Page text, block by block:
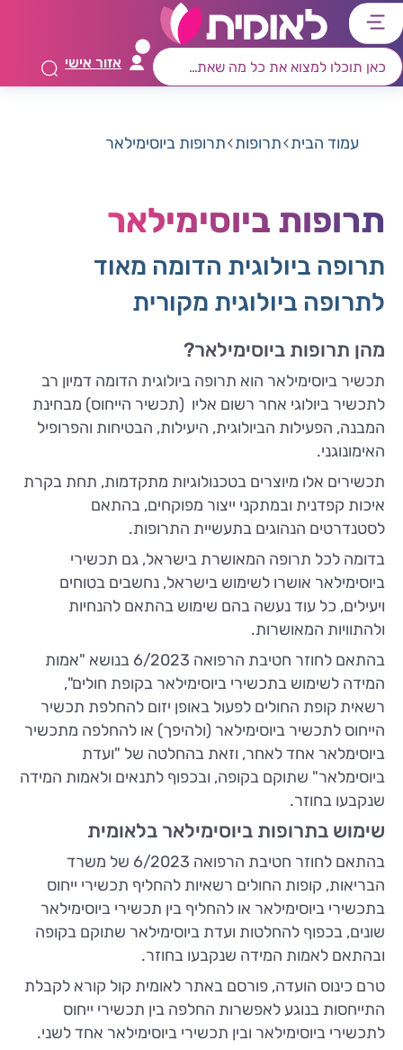
דלג
לתפריט
ראשי
דלג
לרכיב
חיפוש
דלג
לתוכן
מרכזי
דלג
לאזור
קישורים
אזור אישי
עמוד הבית תרופות ​תרופות ביוסימילאר
​תרופות ביוסימילאר
תרופה ביולוגית הדומה מאוד
לתרופה ביולוגית מקורית
מהן תרופות ביוסימילאר?
תכשיר ביוסימילאר הוא תרופה ביולוגית הדומה דמיון רב
לתכשיר ביולוגי אחר רשום אליו (תכשיר הייחוס) מבחינת
המבנה, הפעילות הביולוגית, היעילות, הבטיחות והפרופיל
האימונוגני.
תכשירים אלו מיוצרים בטכנולוגיות מתקדמות, תחת בקרת
איכות קפדנית ובמתקני ייצור מפוקחים, בהתאם
לסטנדרטים הנהוגים בתעשיית התרופות.
בדומה לכל תרופה המאושרת בישראל, גם תכשירי
ביוסימילאר אושרו לשימוש בישראל, נחשבים בטוחים
ויעילים, כל עוד נעשה בהם שימוש בהתאם להנחיות
ולהתוויות המאושרות.
בהתאם לחוזר חטיבת הרפואה 6/2023 בנושא "אמות
המידה לשימוש בתכשירי ביוסימילאר בקופת חולים",
רשאית קופת החולים לפעול באופן יזום להחלפת תכשיר
הייחוס לתכשיר ביוסימילאר (ולהיפך) או להחלפה מתכשיר
ביוסימלאר אחד לאחר, וזאת בהחלטה של "ועדת
ביוסימלאר" שתוקם בקופה, ובכפוף לתנאים ולאמות המידה
שנקבעו בחוזר.
שימוש בתרופות ביוסימילאר בלאומית
בהתאם לחוזר חטיבת הרפואה 6/2023 של משרד
הבריאות, קופות החולים רשאיות להחליף תכשירי ייחוס
בתכשירי ביוסימילאר או להחליף בין תכשירי ביוסימילאר
שונים, בכפוף להחלטות ועדת ביוסימילאר שתוקם בקופה
ובהתאם לאמות המידה שנקבעו בחוזר.
טרם כינוס הועדה, פורסם באתר לאומית קול קורא לקבלת
התייחסות בנוגע לאפשרות החלפה בין תכשירי ייחוס
לתכשירי ביוסימילאר ובין תכשירי ביוסימילאר אחד לשני.